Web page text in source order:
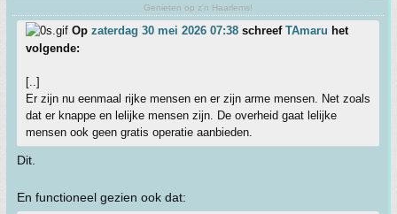
Genieten op z'n Haarlems!
Op zaterdag 30 mei 2026 07:38 schreef TAmaru het
volgende:
[..]
Er zijn nu eenmaal rijke mensen en er zijn arme mensen. Net zoals
dat er knappe en lelijke mensen zijn. De overheid gaat lelijke
mensen ook geen gratis operatie aanbieden.
Dit.
En functioneel gezien ook dat: